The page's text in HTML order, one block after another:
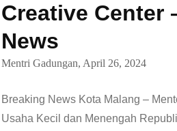
Creative Center
News
Mentri Gadungan, April 26, 2024
Breaking News Kota Malang –
Usaha Kecil dan Menengah